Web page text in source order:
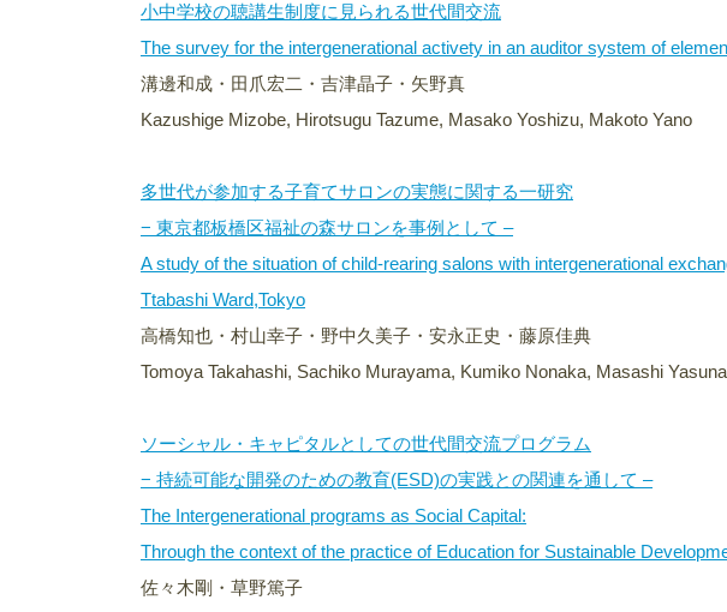
小中学校の聴講生制度に見られる世代間交流
The survey for the intergenerational activety in an auditor system of
溝邊和成・田爪宏二・吉津晶子・矢野真
Kazushige Mizobe, Hirotsugu Tazume, Masako Yoshizu, Makoto Yano
多世代が参加する子育てサロンの実態に関する一研究
− 東京都板橋区福祉の森サロンを事例として –
A study of the situation of child-rearing salons with intergenerational
Ttabashi Ward,Tokyo
高橋知也・村山幸子・野中久美子・安永正史・藤原佳典
Tomoya Takahashi, Sachiko Murayama, Kumiko Nonaka, Masashi
ソーシャル・キャピタルとしての世代間交流プログラム
− 持続可能な開発のための教育(ESD)の実践との関連を通して –
The Intergenerational programs as Social Capital:
Through the context of the practice of Education for Sustainable
佐々木剛・草野篤子